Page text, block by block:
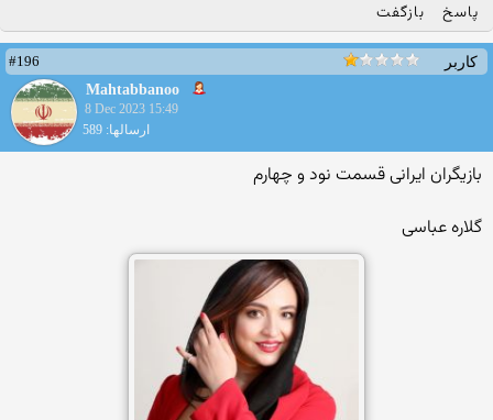
پاسخ بازگفت
کاربر
#196
Mahtabbanoo
8 Dec 2023 15:49
ارسالها: 589
بازیگران ایرانی قسمت نود و چهارم
گلاره عباسی